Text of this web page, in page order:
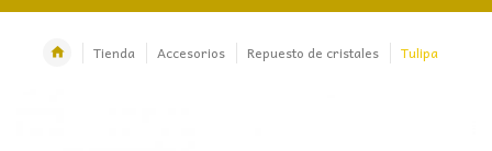
Tienda Accesorios Repuesto de cristales Tulipa